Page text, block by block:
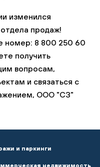
изменился
продаж!
номер: 8 800 250 60
получить
вопросам,
и связаться с
ООО "СЗ"
и паркинги
свое согласие на